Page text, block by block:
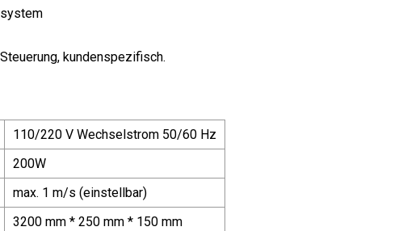
kundenspezifisch.
110/220 V Wechselstrom 50/60 Hz
200W
max. 1 m/s (einstellbar)
3200 mm * 250 mm * 150 mm